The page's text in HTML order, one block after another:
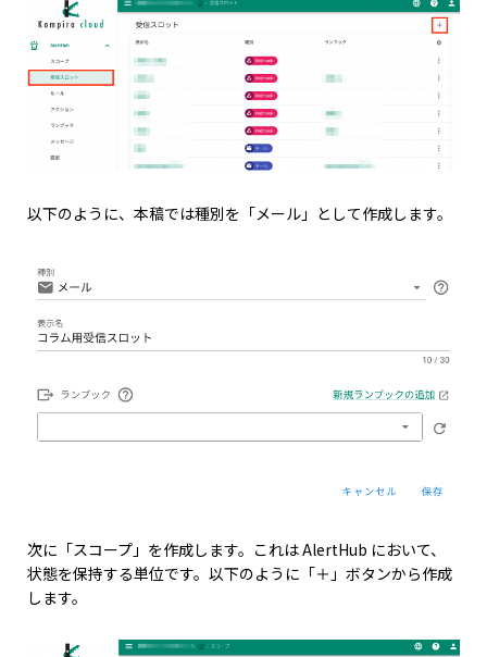
以下のように、本稿では種別を「メール」として作成します。
次に「スコープ」を作成します。これは AlertHub において、
状態を保持する単位です。以下のように「＋」ボタンから作成
します。